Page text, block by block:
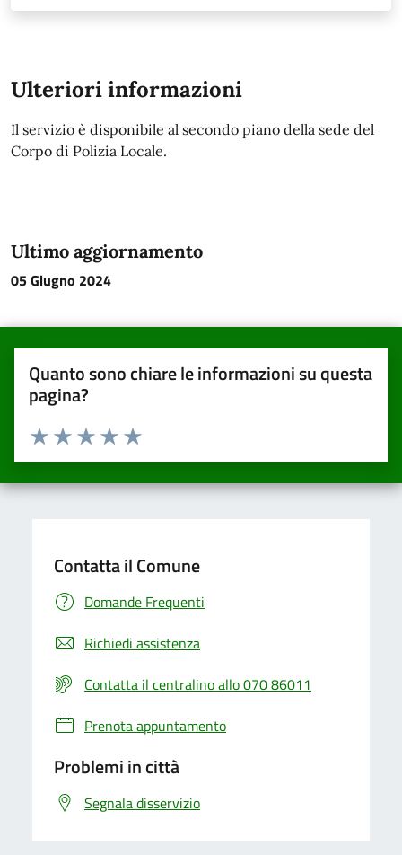
Ulteriori informazioni
Il servizio è disponibile al secondo piano della sede del
Corpo di Polizia Locale.
Ultimo aggiornamento
05 Giugno 2024
Quanto sono chiare le informazioni su questa
pagina?
Valuta da 1 a 5 stelle la pagina
Valuta 5 stelle su 5
Valuta 4 stelle su 5
Valuta 3 stelle su 5
Valuta 2 stelle su 5
Valuta una stella su 5
Contatta il Comune
Domande Frequenti
Richiedi assistenza
Contatta il centralino allo 070 86011
Prenota appuntamento
Problemi in città
Segnala disservizio